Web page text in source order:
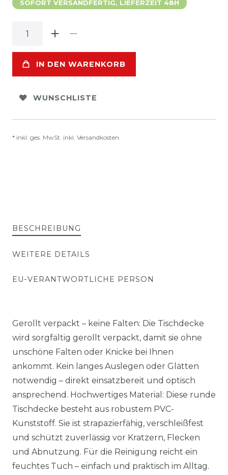
SOFORT VERSANDFERTIG, LIEFERZEIT 48H
IN DEN WARENKORB
WUNSCHLISTE
* inkl. ges. MwSt. inkl. Versandkosten
BESCHREIBUNG
WEITERE DETAILS
EU-VERANTWORTLICHE PERSON
Gerollt verpackt – keine Falten: Die Tischdecke
wird sorgfältig gerollt verpackt, damit sie ohne
unschöne Falten oder Knicke bei Ihnen
ankommt. Kein langes Auslegen oder Glätten
notwendig – direkt einsatzbereit und optisch
ansprechend. Hochwertiges Material: Diese runde
Tischdecke besteht aus robustem PVC-
Kunststoff. Sie ist strapazierfähig, verschleißfest
und schützt zuverlässig vor Kratzern, Flecken
und Abnutzung. Für die Reinigung reicht ein
feuchtes Tuch – einfach und praktisch im Alltag.